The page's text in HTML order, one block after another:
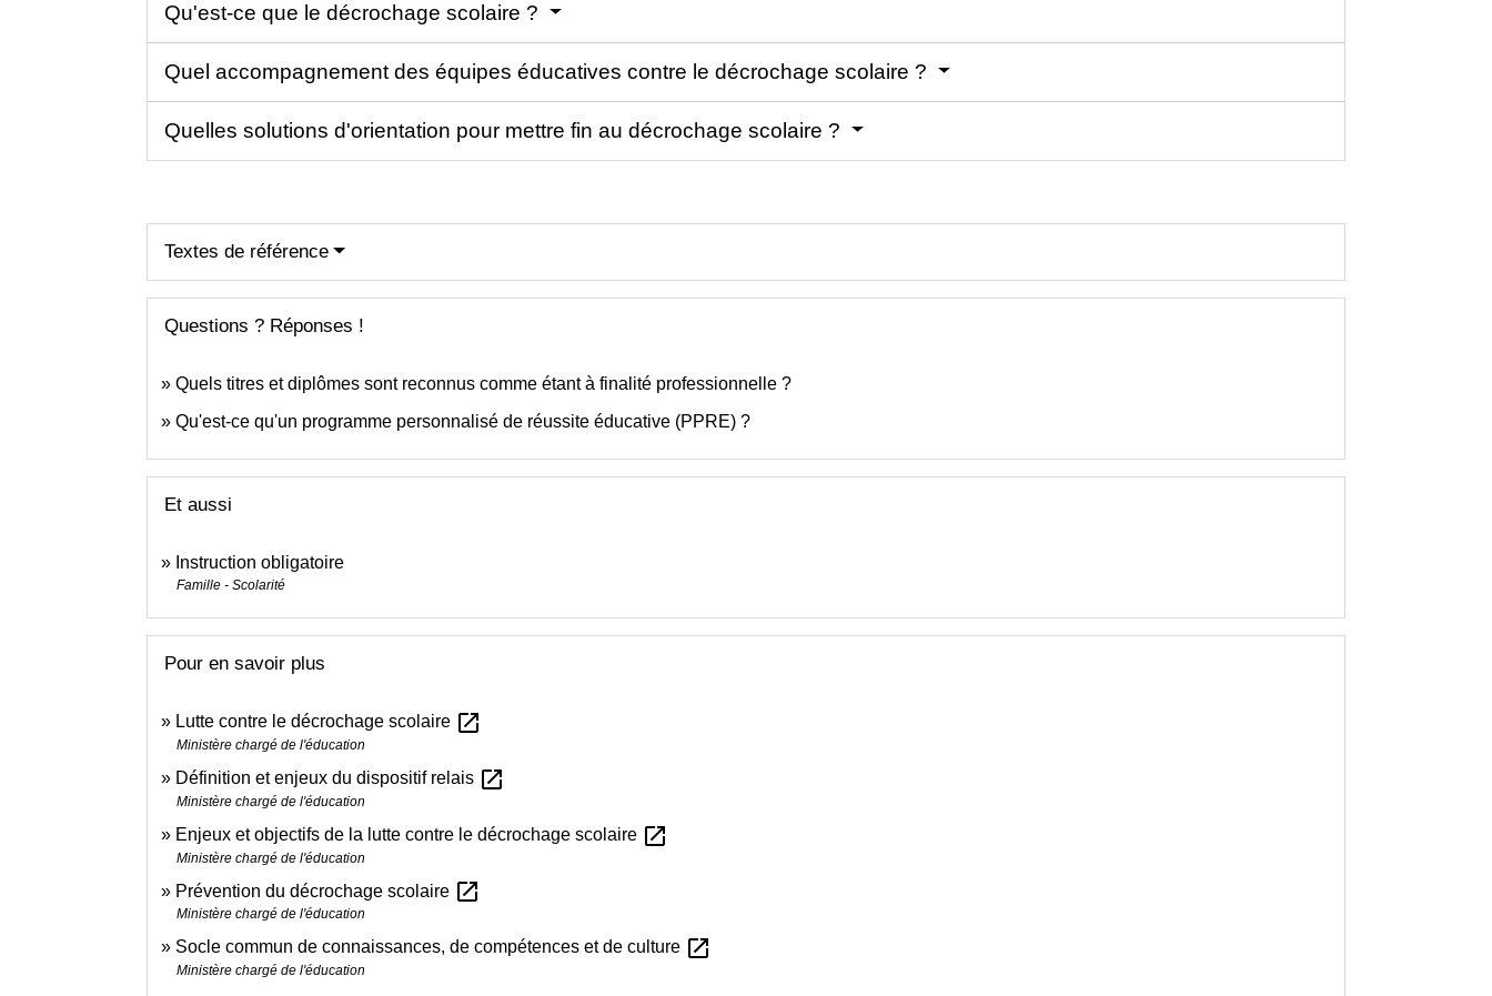
Qu'est-ce que le décrochage scolaire ?
Quel accompagnement des équipes éducatives contre le décrochage scolaire ?
Quelles solutions d'orientation pour mettre fin au décrochage scolaire ?
Textes de référence
Questions ? Réponses !
Quels titres et diplômes sont reconnus comme étant à finalité professionnelle ?
Qu'est-ce qu'un programme personnalisé de réussite éducative (PPRE) ?
Et aussi
Instruction obligatoire
Famille - Scolarité
Pour en savoir plus
Lutte contre le décrochage scolaire open_in_new
Ministère chargé de l'éducation
Définition et enjeux du dispositif relais open_in_new
Ministère chargé de l'éducation
Enjeux et objectifs de la lutte contre le décrochage scolaire open_in_new
Ministère chargé de l'éducation
Prévention du décrochage scolaire open_in_new
Ministère chargé de l'éducation
Socle commun de connaissances, de compétences et de culture open_in_new
Ministère chargé de l'éducation